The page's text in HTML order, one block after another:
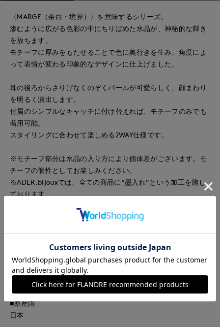
〈MARGE（余白・境界）〉を意味するシリーズ。
滲むように広がる色彩の中にちりばめた水晶が、神秘的な輝き
を放ちます。
モチーフに厚みをもたせることで色に奥行きを生み、角度によ
って表情が変わる印象的なデザインに仕上げました。
耳の後ろからさりげなくのぞくパールが可愛らしく、顔まわり
を明るく演出します。
付属のシンプルなキャッチに付け替えれば、モチーフのみでも
着用可能。
スタイリングに合わせて楽しめる2WAY仕様です。
※モチーフ部分は水晶の入り方により個体差がございます。モ
チーフの個性としてお楽しみください。
※ADER.bijouxでは、全ての商品に“墨入れ”という加工を施し
ております。
る作業で、メタルが落ち着いた色味になり、高級感を出してい
います。予めご了承ください。
■品番
61295010
■原産国
日本